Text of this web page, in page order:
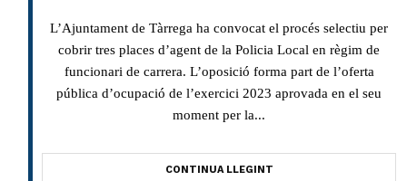
L’Ajuntament de Tàrrega ha convocat el procés selectiu per
cobrir tres places d’agent de la Policia Local en règim de
funcionari de carrera. L’oposició forma part de l’oferta
pública d’ocupació de l’exercici 2023 aprovada en el seu
moment per la...
CONTINUA LLEGINT